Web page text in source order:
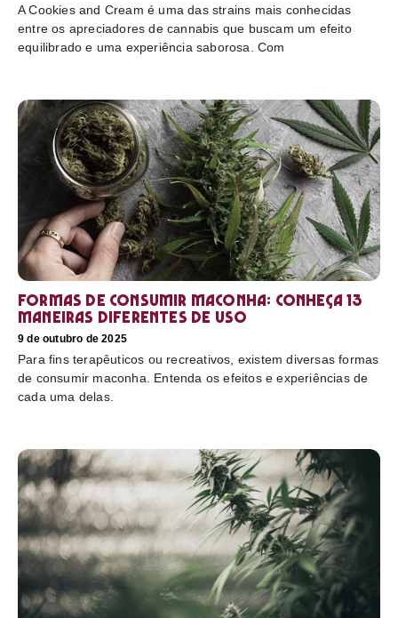
A Cookies and Cream é uma das strains mais conhecidas
entre os apreciadores de cannabis que buscam um efeito
equilibrado e uma experiência saborosa. Com
Formas de consumir maconha: conheça 13
maneiras diferentes de uso
9 de outubro de 2025
Para fins terapêuticos ou recreativos, existem diversas formas
de consumir maconha. Entenda os efeitos e experiências de
cada uma delas.